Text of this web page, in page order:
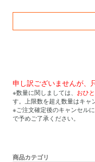
申し訳ございませんが、
※数量に関しましては、 おひ
す。上限数を超え数量はキャ
※ご注文確定後のキャンセル
で予めご了承ください。
商品カテゴリ